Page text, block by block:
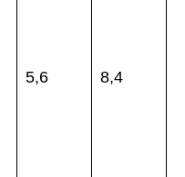
5,6 8,4